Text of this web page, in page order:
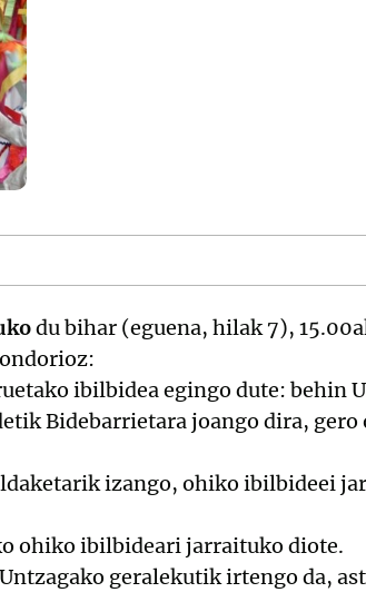
du bihar (eguena, hilak 7),
ondorioz:
ibilbidea egingo dute: behin
Bidebarrietara joango dira,
izango, ohiko ibilbideei
ohiko ibilbideari jarraituko diote.
geralekutik irtengo da,